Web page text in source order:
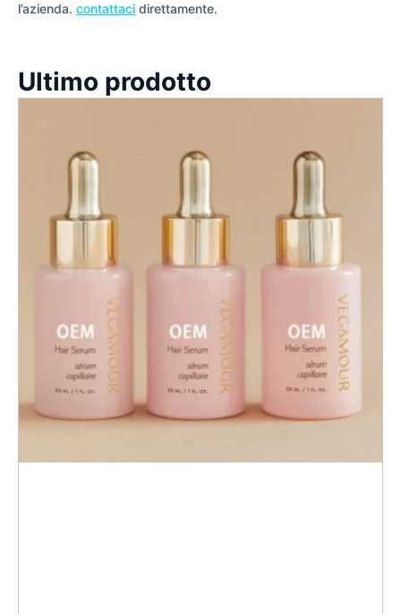
l’azienda. contattaci direttamente.
Ultimo prodotto